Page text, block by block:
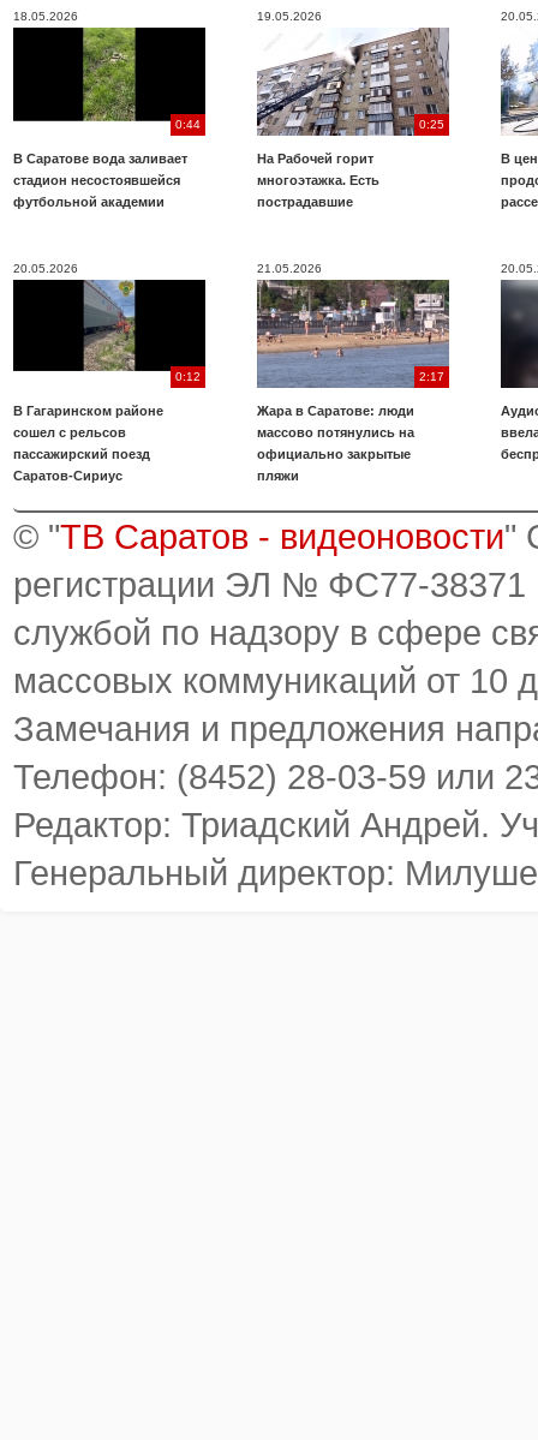
18.05.2026
0:44
В Саратове вода заливает
стадион несостоявшейся
футбольной академии
19.05.2026
0:25
На Рабочей горит
многоэтажка. Есть
пострадавшие
В
20.05.2026
0:12
В Гагаринском районе
сошел с рельсов
пассажирский поезд
Саратов-Сириус
21.05.2026
2:17
Жара в Саратове: люди
массово потянулись на
официально закрытые
пляжи
© "ТВ Саратов - видеоновости"
регистрации ЭЛ № ФС77-38371
службой по надзору в сфере
массовых коммуникаций от 10
Замечания и предложения
Телефон: (8452) 28-03-59 или
Редактор: Триадский Андрей.
Генеральный директор: